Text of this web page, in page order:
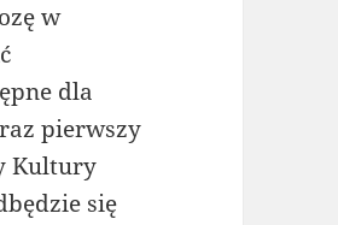
w
dla
pierwszy
Kultury
się